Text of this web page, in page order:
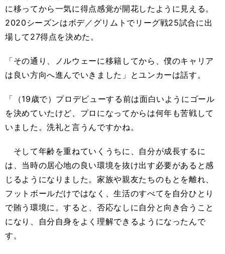
に移ってから一気に得点感覚が開花したように見える。
2020シーズンはボデ／グリムトでリーグ戦25試合に出
場して27得点を決めた。
「その通り、ノルウェーに移籍してから、僕のキャリア
は良い方向へ進んでいきました」とユンカーは話す。
「（19歳で）プロデビューする前は面白いようにゴール
を決めていたけど、プロになってからは何年も苦戦して
いました。洗礼と言うんですかね。
そして年齢を重ねていくうちに、自分が成長するに
は、当時の居心地の良い環境を抜け出す必要があると感
じるようになりました。家族や親友たちのもとを離れ、
フットボールだけではなく、生活のすべてを自分ひとり
で賄う環境に。すると、否応なしに自分と向き合うこと
になり、自分自身をよく理解できるようになったんで
す。